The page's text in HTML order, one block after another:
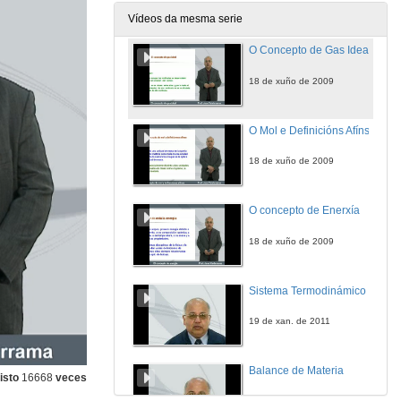
16668 veces
Vídeos da mesma serie
O Concepto de Gas Ideal
18 de xuño de 2009
O Mol e Definicións Afíns
18 de xuño de 2009
O concepto de Enerxía
18 de xuño de 2009
Sistema Termodinámico
19 de xan. de 2011
Balance de Materia